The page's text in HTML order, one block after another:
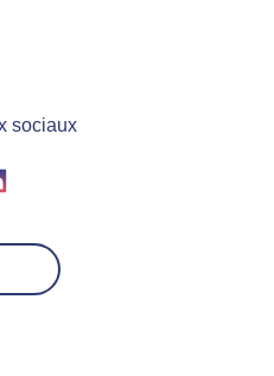
sociaux